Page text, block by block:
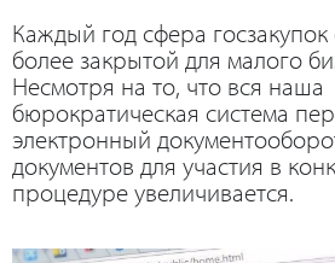
Каждый год сфера госзакупок
более закрытой для малого
Несмотря на то, что вся наша
бюрократическая система
электронный
документов для участия в
процедуре увеличивается.